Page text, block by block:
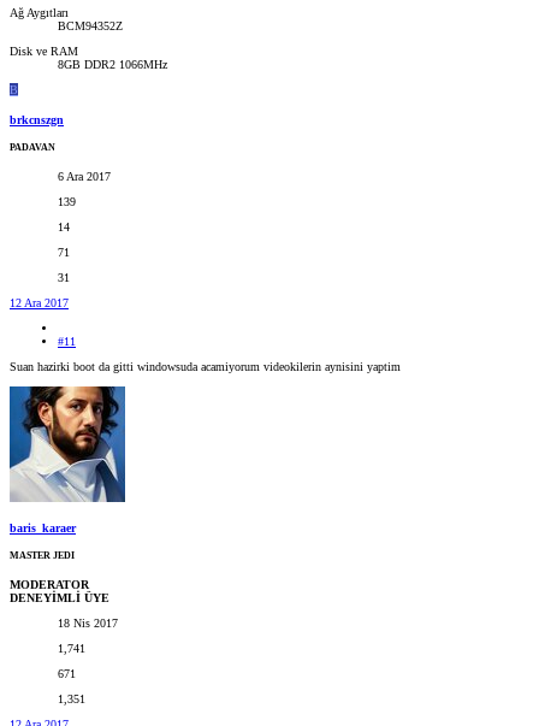
Ağ Aygıtları
BCM94352Z
Disk ve RAM
8GB DDR2 1066MHz
B
brkcnszgn
PADAVAN
6 Ara 2017
139
14
71
31
12 Ara 2017
#11
Suan hazirki boot da gitti windowsuda acamiyorum videokilerin aynisini yaptim
baris_karaer
MASTER JEDI
MODERATOR
DENEYİMLİ ÜYE
18 Nis 2017
1,741
671
1,351